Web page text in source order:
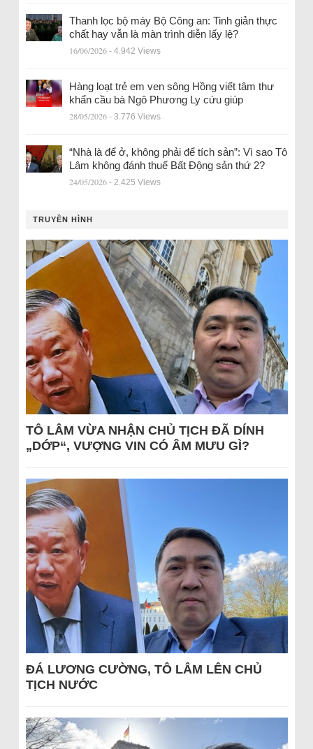
Thanh lọc bộ máy Bộ Công an: Tinh giản thực
chất hay vẫn là màn trình diễn lấy lệ?
16/06/2026 - 4.942 Views
Hàng loạt trẻ em ven sông Hồng viết tâm thư
khẩn cầu bà Ngô Phương Ly cứu giúp
28/05/2026 - 3.776 Views
“Nhà là để ở, không phải để tích sản”: Vì sao Tô
Lâm không đánh thuế Bất Động sản thứ 2?
24/05/2026 - 2.425 Views
TRUYỀN HÌNH
TÔ LÂM VỪA NHẬN CHỦ TỊCH ĐÃ DÍNH
„DỚP“, VƯỢNG VIN CÓ ÂM MƯU GÌ?
ĐÁ LƯƠNG CƯỜNG, TÔ LÂM LÊN CHỦ
TỊCH NƯỚC